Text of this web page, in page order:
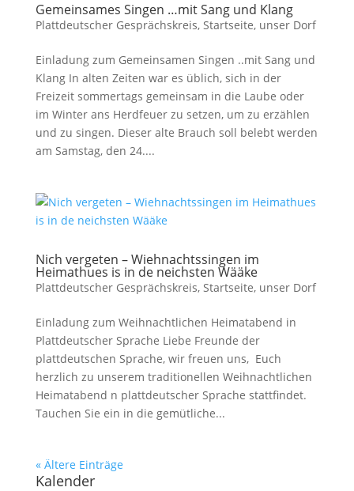
Gemeinsames Singen …mit Sang und Klang
Plattdeutscher Gesprächskreis, Startseite, unser Dorf
Einladung zum Gemeinsamen Singen ..mit Sang und
Klang In alten Zeiten war es üblich, sich in der
Freizeit sommertags gemeinsam in die Laube oder
im Winter ans Herdfeuer zu setzen, um zu erzählen
und zu singen. Dieser alte Brauch soll belebt werden
am Samstag, den 24....
Nich vergeten – Wiehnachtssingen im
Heimathues is in de neichsten Wääke
Plattdeutscher Gesprächskreis, Startseite, unser Dorf
Einladung zum Weihnachtlichen Heimatabend in
Plattdeutscher Sprache Liebe Freunde der
plattdeutschen Sprache, wir freuen uns, Euch
herzlich zu unserem traditionellen Weihnachtlichen
Heimatabend n plattdeutscher Sprache stattfindet.
Tauchen Sie ein in die gemütliche...
« Ältere Einträge
Kalender